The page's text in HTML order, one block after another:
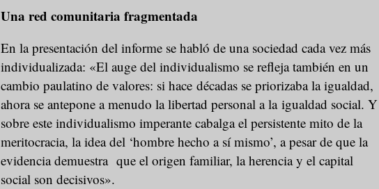
Una red comunitaria fragmentada
En la presentación del informe se habló de una sociedad cada vez más
individualizada: «El auge del individualismo se refleja también en un
cambio paulatino de valores: si hace décadas se priorizaba la igualdad,
ahora se antepone a menudo la libertad personal a la igualdad social. Y
sobre este individualismo imperante cabalga el persistente mito de la
meritocracia, la idea del ‘hombre hecho a sí mismo’, a pesar de que la
evidencia demuestra que el origen familiar, la herencia y el capital
social son decisivos».